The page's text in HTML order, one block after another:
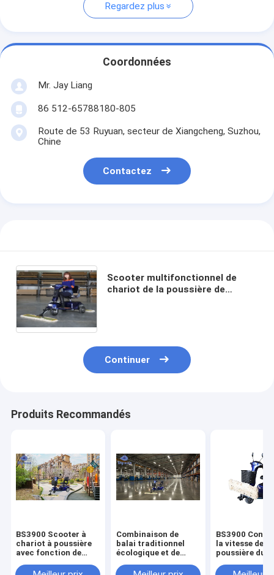
Regardez plus
Coordonnées
Mr. Jay Liang
86 512-65788180-805
Route de 53 Ruyuan, secteur de Xiangcheng, Suzhou,
Chine
Contactez
Scooter multifonctionnel de
chariot de la poussière de
Continuer
Produits Recommandés
BS3900 Scooter à
chariot à poussière
avec fonction de
humide
Combinaison de
balai traditionnel
écologique et de
pour un nettoyage en
BS3900
la vitesse de la
poussière du
en plastique